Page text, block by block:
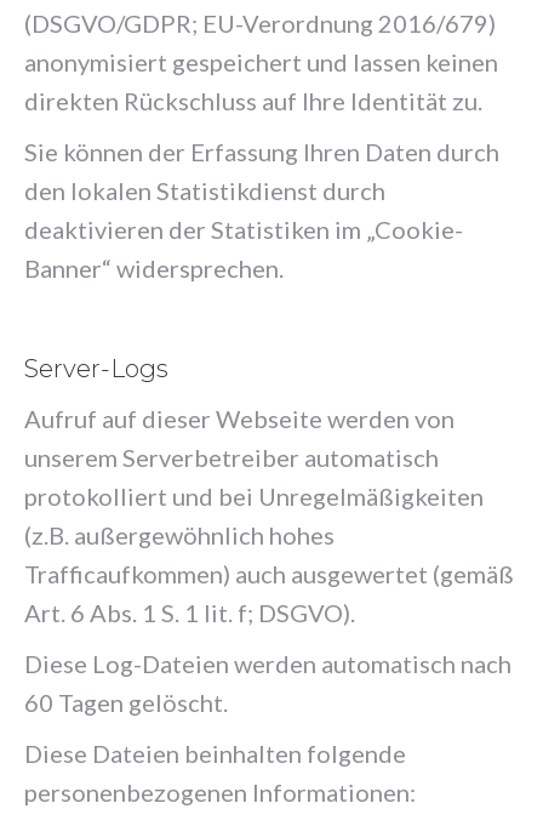
(DSGVO/GDPR; EU-Verordnung 2016/679)
anonymisiert gespeichert und lassen keinen
direkten Rückschluss auf Ihre Identität zu.
Sie können der Erfassung Ihren Daten durch
den lokalen Statistikdienst durch
deaktivieren der Statistiken im „Cookie-
Banner“ widersprechen.
Server-Logs
Aufruf auf dieser Webseite werden von
unserem Serverbetreiber automatisch
protokolliert und bei Unregelmäßigkeiten
(z.B. außergewöhnlich hohes
Trafficaufkommen) auch ausgewertet (gemäß
Art. 6 Abs. 1 S. 1 lit. f; DSGVO).
Diese Log-Dateien werden automatisch nach
60 Tagen gelöscht.
Diese Dateien beinhalten folgende
personenbezogenen Informationen: